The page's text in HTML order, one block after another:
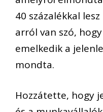
40 százalékkal
arról van szó,
emelkedik a
mondta.
Hozzátette, hogy